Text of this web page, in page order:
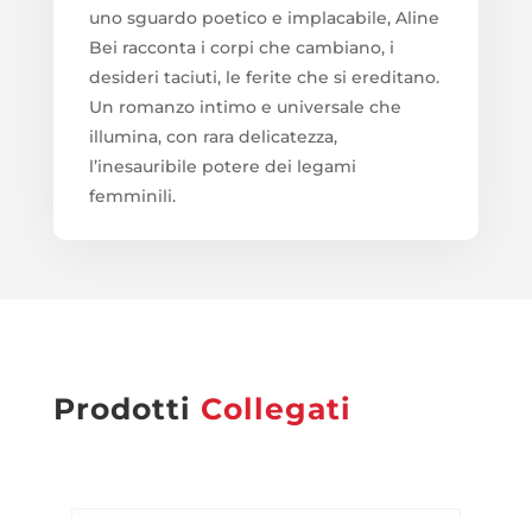
uno sguardo poetico e implacabile, Aline
Bei racconta i corpi che cambiano, i
desideri taciuti, le ferite che si ereditano.
Un romanzo intimo e universale che
illumina, con rara delicatezza,
l’inesauribile potere dei legami
femminili.
Prodotti Collegati